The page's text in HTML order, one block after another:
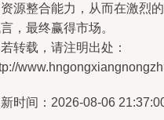
源整合能力，从而在激烈
，最终赢得市场。
转载，请注明出处：
时间：2026-08-06